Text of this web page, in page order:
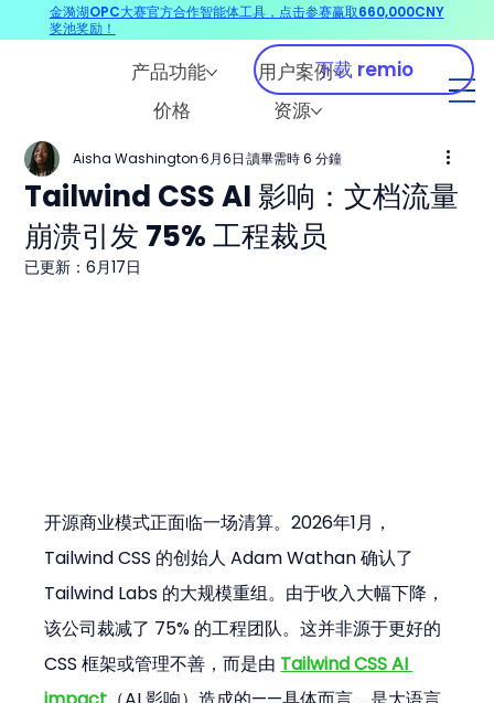
产品功能
用户案例
价格
资源
下载 remio
Tailwind CSS AI 影响：文档流量
崩溃引发 75% 工程裁员
Aisha Washington 6月6日 讀畢需時 6 分鐘
已更新：6月17日
开源商业模式正面临一场清算。2026年1月，
Tailwind CSS 的创始人 Adam Wathan 确认了
Tailwind Labs 的大规模重组。由于收入大幅下降，
该公司裁减了 75% 的工程团队。这并非源于更好的
CSS 框架或管理不善，而是由 Tailwind CSS AI
金漪湖OPC大赛官方合作智能体工具，点击参赛赢取660,000CNY
奖池奖励！